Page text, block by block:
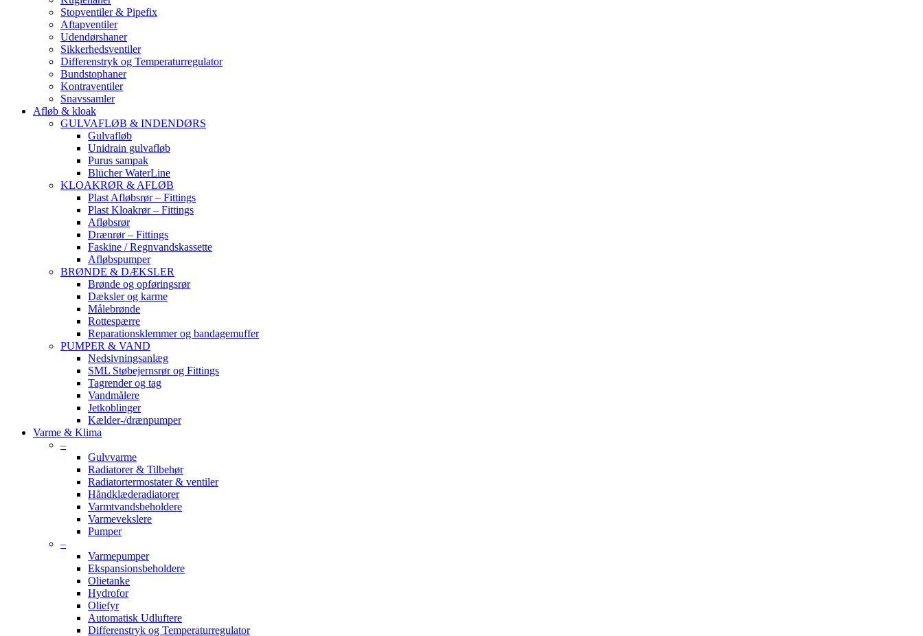
Stopventiler & Pipefix
Aftapventiler
Udendørshaner
Sikkerhedsventiler
Differenstryk og Temperaturregulator
Bundstophaner
Kontraventiler
Snavssamler
Afløb & kloak
GULVAFLØB & INDENDØRS
Gulvafløb
Unidrain gulvafløb
Purus sampak
Blücher WaterLine
KLOAKRØR & AFLØB
Plast Afløbsrør – Fittings
Plast Kloakrør – Fittings
Afløbsrør
Drænrør – Fittings
Faskine / Regnvandskassette
Afløbspumper
BRØNDE & DÆKSLER
Brønde og opføringsrør
Dæksler og karme
Målebrønde
Rottespærre
Reparationsklemmer og bandagemuffer
PUMPER & VAND
Nedsivningsanlæg
SML Støbejernsrør og Fittings
Tagrender og tag
Vandmålere
Jetkoblinger
Kælder-/drænpumper
Varme & Klima
–
Gulvvarme
Radiatorer & Tilbehør
Radiatortermostater & ventiler
Håndklæderadiatorer
Varmtvandsbeholdere
Varmevekslere
Pumper
–
Varmepumper
Ekspansionsbeholdere
Olietanke
Hydrofor
Oliefyr
Automatisk Udluftere
Differenstryk og Temperaturregulator